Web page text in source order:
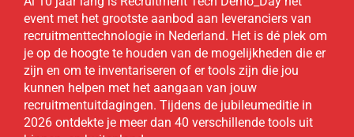
event met het grootste aanbod aan leveranciers van
recruitmenttechnologie in Nederland. Het is dé plek om
je op de hoogte te houden van de mogelijkheden die er
zijn en om te inventariseren of er tools zijn die jou
kunnen helpen met het aangaan van jouw
recruitmentuitdagingen. Tijdens de jubileumeditie in
2026 ontdekte je meer dan 40 verschillende tools uit